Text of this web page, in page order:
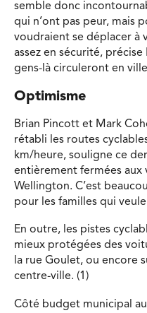
semble donc
qui n’ont pas peur, mais
voudraient se déplacer à
assez en sécurité,
gens-là circuleront en
Optimisme
Brian Pincott et Mark
rétabli les routes
km/heure, souligne ce
entièrement fermées aux
Wellington. C’est
pour les familles qui
En outre, les pistes
mieux protégées des
la rue Goulet, ou encore
centre-ville. (1)
Côté budget municipal